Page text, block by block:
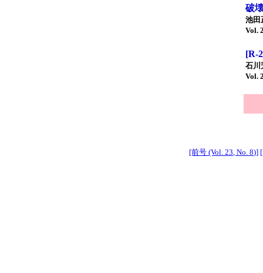
破
池田
Vol.
[R-
石川
Vol.
[前号 (Vol. 23, No. 8)]